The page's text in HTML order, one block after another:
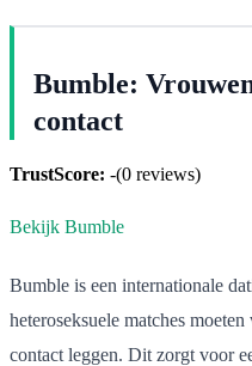
Bumble:
contact
TrustScore: -(0 reviews)
Bekijk Bumble
Bumble is een internationale
heteroseksuele matches
contact leggen. Dit zorgt voor